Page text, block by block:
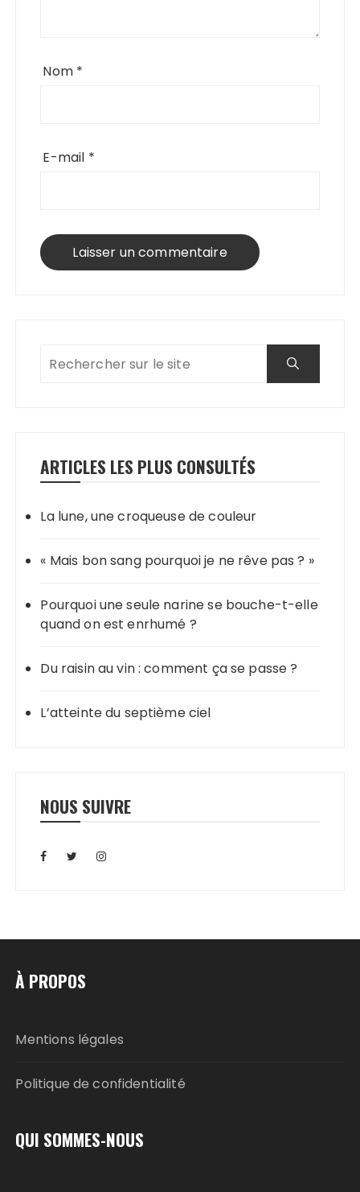
Nom *
E-mail *
ARTICLES LES PLUS CONSULTÉS
La lune, une croqueuse de couleur
« Mais bon sang pourquoi je ne rêve pas ? »
Pourquoi une seule narine se bouche-t-elle
quand on est enrhumé ?
Du raisin au vin : comment ça se passe ?
L’atteinte du septième ciel
NOUS SUIVRE
À PROPOS
Mentions légales
Politique de confidentialité
QUI SOMMES-NOUS